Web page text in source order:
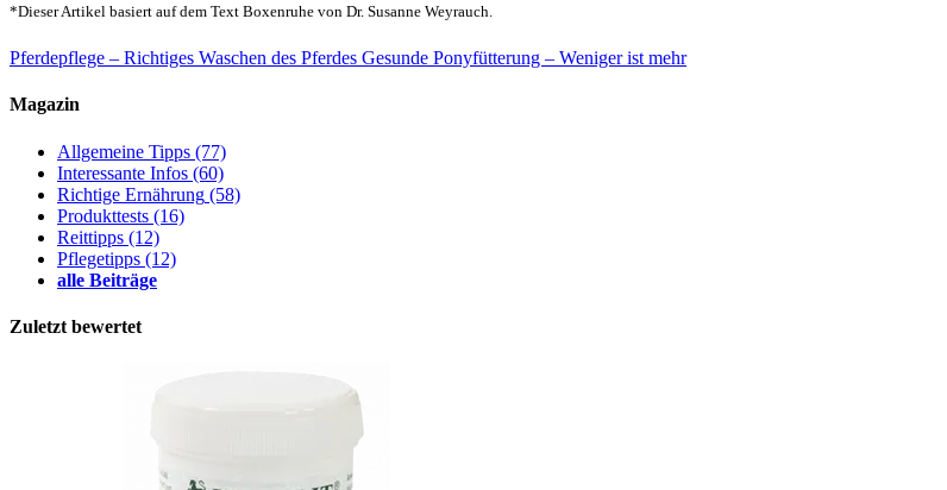
*Dieser Artikel basiert auf dem Text Boxenruhe von Dr. Susanne Weyrauch.
Pferdepflege – Richtiges Waschen des Pferdes Gesunde Ponyfütterung – Weniger ist mehr
Magazin
Allgemeine Tipps (77)
Interessante Infos (60)
Richtige Ernährung (58)
Produkttests (16)
Reittipps (12)
Pflegetipps (12)
alle Beiträge
Zuletzt bewertet